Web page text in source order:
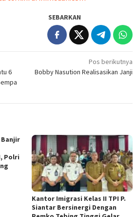
SEBARKAN
6
Pos berikutnya
Bobby Nasution Realisasikan Janji
Banjir
Polri
Kantor Imigrasi Kelas II TPI P.
Siantar Bersinergi Dengan